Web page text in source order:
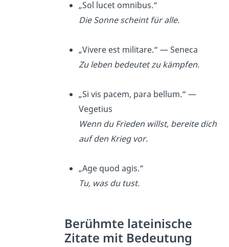
„Sol lucet omnibus.“
Die Sonne scheint für alle.
„Vivere est militare.“ — Seneca
Zu leben bedeutet zu kämpfen.
„Si vis pacem, para bellum.“ —
Vegetius
Wenn du Frieden willst, bereite dich
auf den Krieg vor.
„Age quod agis.“
Tu, was du tust.
Berühmte lateinische
Zitate mit Bedeutung